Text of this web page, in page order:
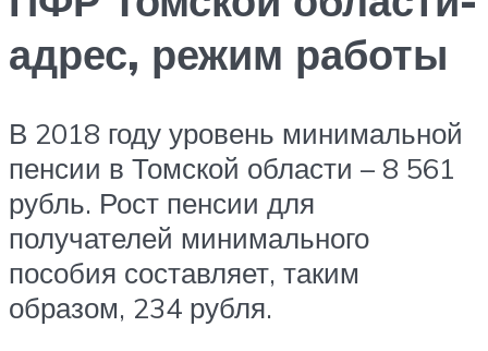
адрес, режим работы
В 2018 году уровень минимальной
пенсии в Томской области – 8 561
рубль. Рост пенсии для
получателей минимального
пособия составляет, таким
образом, 234 рубля.